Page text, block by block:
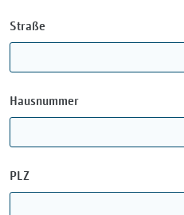
Straße
Hausnummer
PLZ